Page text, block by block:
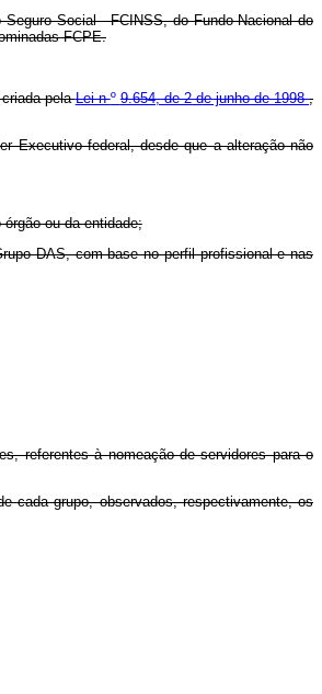
Social - FCINSS, do Fundo Nacional do
FCPE.
criada pelaLei nº9.654, de 2 de junho de 1998,
Executivo federal, desde que a alteração não
ou da entidade;
DAS, com base no perfil profissional e nas
referentes à nomeação de servidores para o
cada grupo, observados, respectivamente, os